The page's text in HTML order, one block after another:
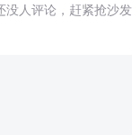
没人评论，赶紧抢沙发